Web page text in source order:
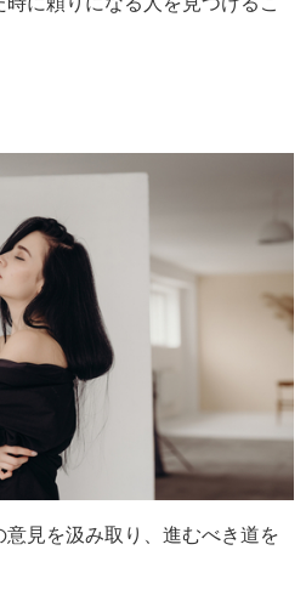
見を汲み取り、進むべき道を